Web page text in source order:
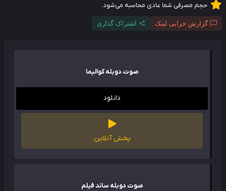
حجم مصرفی شما عادی محاسبه می‌شود.
گزارش خرابی لینک اشتراک گذاری
صوت دوبله کوالیما
دانلود
پخش آنلاین
صوت دوبله ساند فیلم